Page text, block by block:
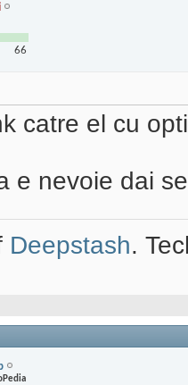
66
catre el cu
e nevoie dai
Deepstash.